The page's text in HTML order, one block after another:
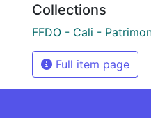
Collections
FFDO - Cali -
Full item page